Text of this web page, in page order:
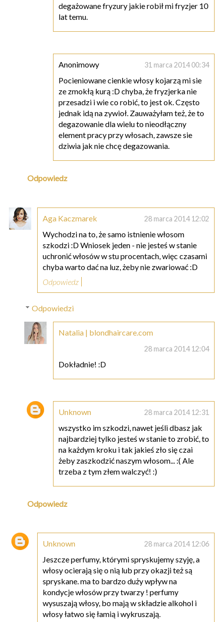
degażowane fryzury jakie robił mi fryzjer 10
lat temu.
Anonimowy 31 marca 2014 00:34
Pocieniowane cienkie włosy kojarzą mi sie
ze zmokłą kurą :D chyba, że fryzjerka nie
przesadzi i wie co robić, to jest ok. Często
jednak idą na zywioł. Zauważyłam też, że to
degazowanie dla wielu to nieodłączny
element pracy przy włosach, zawsze sie
dziwia jak nie chcę degazowania.
Odpowiedz
Aga Kaczmarek 28 marca 2014 12:02
Wychodzi na to, że samo istnienie włosom
szkodzi :D Wniosek jeden - nie jesteś w stanie
uchronić włosów w stu procentach, więc czasami
chyba warto dać na luz, żeby nie zwariować :D
Odpowiedz
Odpowiedzi
Natalia | blondhaircare.com
28 marca 2014 12:04
Dokładnie! :D
Unknown 28 marca 2014 12:31
wszystko im szkodzi, nawet jeśli dbasz jak
najbardziej tylko jesteś w stanie to zrobić, to
na każdym kroku i tak jakieś zło się czai
żeby zaszkodzić naszym włosom... :( Ale
trzeba z tym złem walczyć! :)
Odpowiedz
Unknown 28 marca 2014 12:06
Jeszcze perfumy, którymi spryskujemy szyję, a
włosy ocierają się o nią lub przy okazji też są
spryskane. ma to bardzo duży wpływ na
kondycje włosów przy twarzy ! perfumy
wysuszają włosy, bo mają w składzie alkohol i
włosy łatwo się łamią i wykruszają.